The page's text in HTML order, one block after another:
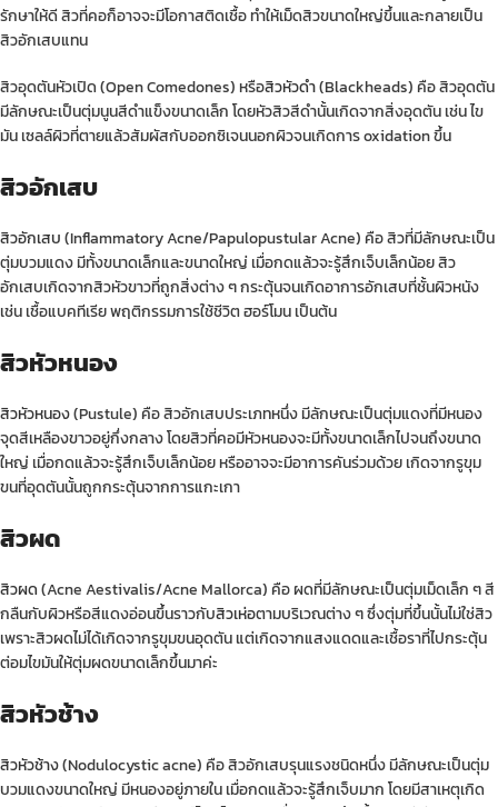
รักษาให้ดี สิวที่คอก็อาจจะมีโอกาสติดเชื้อ ทำให้เม็ดสิวขนาดใหญ่ขึ้นและกลายเป็น
สิวอักเสบแทน
สิวอุดตันหัวเปิด (Open Comedones) หรือสิวหัวดำ(Blackheads) คือ สิวอุดตัน
มีลักษณะเป็นตุ่มนูนสีดำแข็งขนาดเล็ก โดยหัวสิวสีดำนั้นเกิดจากสิ่งอุดตัน เช่น ไข
มัน เซลล์ผิวที่ตายแล้วสัมผัสกับออกซิเจนนอกผิวจนเกิดการ oxidation ขึ้น
สิวอักเสบ
สิวอักเสบ(Inflammatory Acne/Papulopustular Acne) คือ สิวที่มีลักษณะเป็น
ตุ่มบวมแดง มีทั้งขนาดเล็กและขนาดใหญ่ เมื่อกดแล้วจะรู้สึกเจ็บเล็กน้อย สิว
อักเสบเกิดจากสิวหัวขาวที่ถูกสิ่งต่าง ๆ กระตุ้นจนเกิดอาการอักเสบที่ชั้นผิวหนัง
เช่น เชื้อแบคทีเรีย พฤติกรรมการใช้ชีวิต ฮอร์โมน เป็นต้น
สิวหัวหนอง
สิวหัวหนอง(Pustule) คือ สิวอักเสบประเภทหนึ่ง มีลักษณะเป็นตุ่มแดงที่มีหนอง
จุดสีเหลืองขาวอยู่กึ่งกลาง โดยสิวที่คอมีหัวหนองจะมีทั้งขนาดเล็กไปจนถึงขนาด
ใหญ่ เมื่อกดแล้วจะรู้สึกเจ็บเล็กน้อย หรืออาจจะมีอาการคันร่วมด้วย เกิดจากรูขุม
ขนที่อุดตันนั้นถูกกระตุ้นจากการแกะเกา
สิวผด
สิวผด(Acne Aestivalis/Acne Mallorca) คือ ผดที่มีลักษณะเป็นตุ่มเม็ดเล็ก ๆ สี
กลืนกับผิวหรือสีแดงอ่อนขึ้นราวกับสิวเห่อตามบริเวณต่าง ๆ ซึ่งตุ่มที่ขึ้นนั้นไม่ใช่สิว
เพราะสิวผดไม่ได้เกิดจากรูขุมขนอุดตัน แต่เกิดจากแสงแดดและเชื้อราที่ไปกระตุ้น
ต่อมไขมันให้ตุ่มผดขนาดเล็กขึ้นมาค่ะ
สิวหัวช้าง
สิวหัวช้าง(Nodulocystic acne) คือ สิวอักเสบรุนแรงชนิดหนึ่ง มีลักษณะเป็นตุ่ม
บวมแดงขนาดใหญ่ มีหนองอยู่ภายใน เมื่อกดแล้วจะรู้สึกเจ็บมาก โดยมีสาเหตุเกิด